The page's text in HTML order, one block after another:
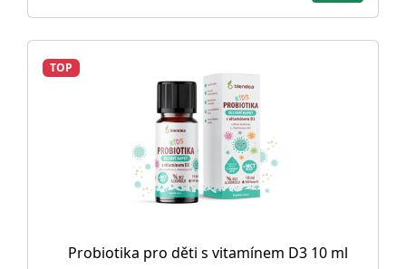
TOP
Probiotika pro děti s vitamínem D3 10 ml